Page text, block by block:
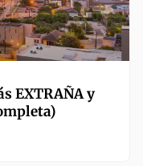
EXTRAÑA y